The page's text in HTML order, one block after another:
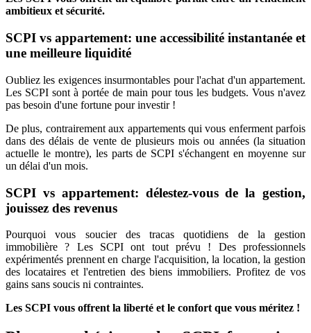
ambitieux et sécurité.
SCPI vs appartement: une accessibilité instantanée et
une meilleure liquidité
Oubliez les exigences insurmontables pour l'achat d'un appartement.
Les SCPI sont à portée de main pour tous les budgets. Vous n'avez
pas besoin d'une fortune pour investir !
De plus, contrairement aux appartements qui vous enferment parfois
dans des délais de vente de plusieurs mois ou années (la situation
actuelle le montre), les parts de SCPI s'échangent en moyenne sur
un délai d'un mois.
SCPI vs appartement: délestez-vous de la gestion,
jouissez des revenus
Pourquoi vous soucier des tracas quotidiens de la gestion
immobilière ? Les SCPI ont tout prévu ! Des professionnels
expérimentés prennent en charge l'acquisition, la location, la gestion
des locataires et l'entretien des biens immobiliers. Profitez de vos
gains sans soucis ni contraintes.
Les SCPI vous offrent la liberté et le confort que vous méritez !